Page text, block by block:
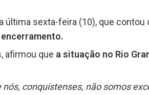
última sexta-feira (10), que
afirmou que a situação no Rio
conquistenses, não somos